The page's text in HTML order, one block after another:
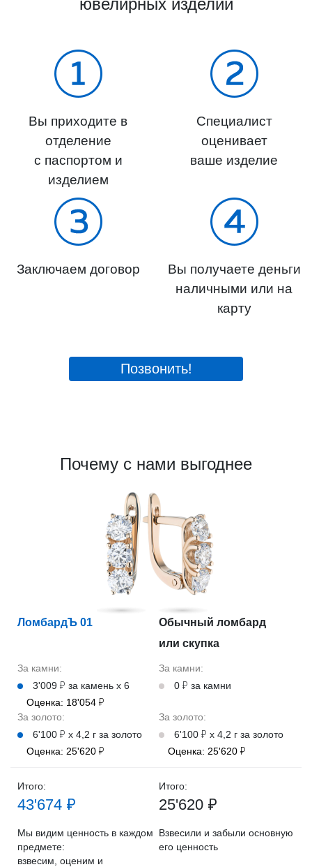
Вы приходите в
отделение
с паспортом и
изделием
Специалист
оценивает
ваше изделие
Заключаем договор
Вы получаете деньги
наличными или на
карту
Позвонить!
Почему с нами выгоднее
ЛомбардЪ 01
Обычный ломбард
или скупка
За камни:
3'009 ₽ за камень х 6
Оценка: 18'054 ₽
За золото:
6'100 ₽ х 4,2 г за золото
Оценка: 25'620 ₽
За камни:
0 ₽ за камни
За золото:
6'100 ₽ х 4,2 г за золото
Оценка: 25'620 ₽
Итого:
Мы видим ценность в каждом
предмете:
взвесим, оценим и
43'674 ₽
Итого:
Взвесили и забыли основную
его ценность
25'620 ₽